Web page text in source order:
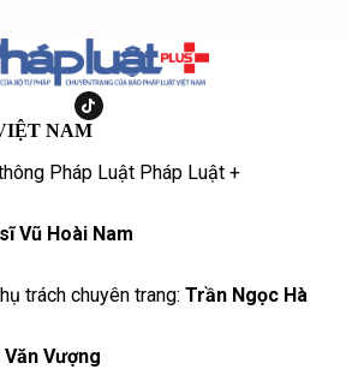
NAM
Pháp Luật Pháp Luật +
Vũ Hoài Nam
trách chuyên trang: Trần Ngọc Hà
Vượng